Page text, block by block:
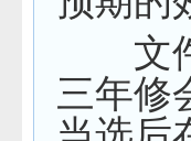
文件
三年修